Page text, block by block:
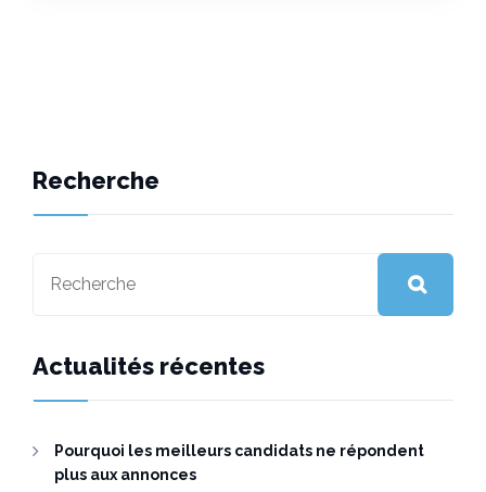
Recherche
Actualités récentes
Pourquoi les meilleurs candidats ne répondent
plus aux annonces